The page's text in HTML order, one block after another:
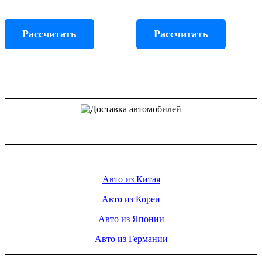
Рассчитать Рассчитать
Авто из Китая
Авто из Кореи
Авто из Японии
Авто из Германии